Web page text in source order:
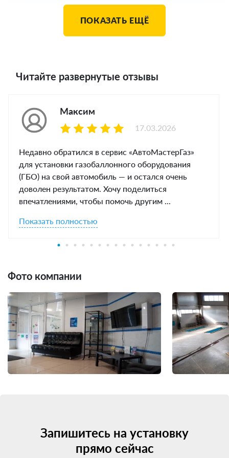
ПОКАЗАТЬ ЕЩЁ
Читайте развернутые отзывы
Максим
Недавно обратился в сервис «АвтоМастерГаз»
для установки газобаллонного оборудования
(ГБО) на свой автомобиль — и остался очень
доволен результатом. Хочу поделиться
впечатлениями, чтобы помочь другим ...
Показать полностью
17.03.2026
Фото компании
Запишитесь на установку
прямо сейчас